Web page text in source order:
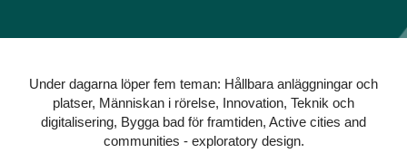
Under dagarna löper fem teman: Hållbara anläggningar och
platser, Människan i rörelse, Innovation, Teknik och
digitalisering, Bygga bad för framtiden, Active cities and
communities - exploratory design.